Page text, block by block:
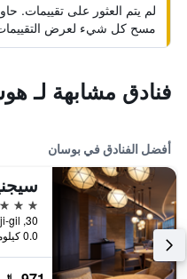
لم يتم العثور على تقييمات.
مسح كل شيء لعرض
فنادق مشابهة لـ
أفضل الفنادق في بوسان
5 نجوم
0.0 كيلومتر عن وسط المدينة